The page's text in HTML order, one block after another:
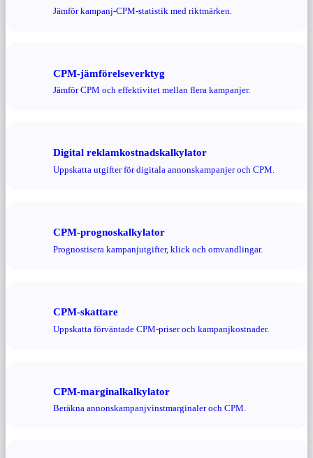
Jämför kampanj-CPM-statistik med riktmärken.
CPM-jämförelseverktyg
Jämför CPM och effektivitet mellan flera kampanjer.
Digital reklamkostnadskalkylator
Uppskatta utgifter för digitala annonskampanjer och CPM.
CPM-prognoskalkylator
Prognostisera kampanjutgifter, klick och omvandlingar.
CPM-skattare
Uppskatta förväntade CPM-priser och kampanjkostnader.
CPM-marginalkalkylator
Beräkna annonskampanjvinstmarginaler och CPM.